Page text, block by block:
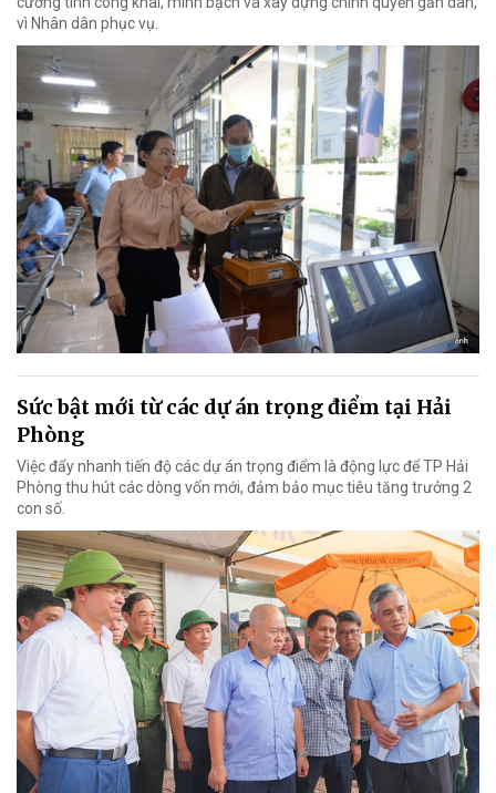
vì Nhân dân phục vụ.
Sức bật mới từ các dự án trọng điểm tại Hải
Phòng
Việc đẩy nhanh tiến độ các dự án trọng điểm là động lực để TP Hải
Phòng thu hút các dòng vốn mới, đảm bảo mục tiêu tăng trưởng 2
con số.